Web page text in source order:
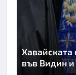
във Видин